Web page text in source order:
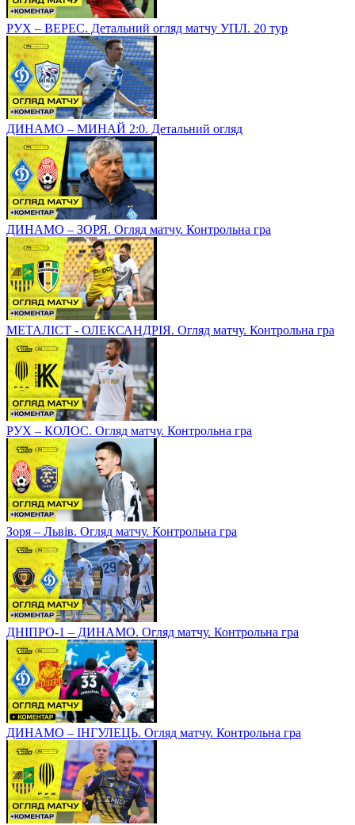
РУХ – ВЕРЕС. Детальний огляд матчу УПЛ. 20 тур
ДИНАМО – МИНАЙ 2:0. Детальний огляд
ДИНАМО – ЗОРЯ. Огляд матчу. Контрольна гра
МЕТАЛІСТ - ОЛЕКСАНДРІЯ. Огляд матчу. Контрольна гра
РУХ – КОЛОС. Огляд матчу. Контрольна гра
Зоря – Львів. Огляд матчу. Контрольна гра
ДНІПРО-1 – ДИНАМО. Огляд матчу. Контрольна гра
ДИНАМО – ІНГУЛЕЦЬ. Огляд матчу. Контрольна гра